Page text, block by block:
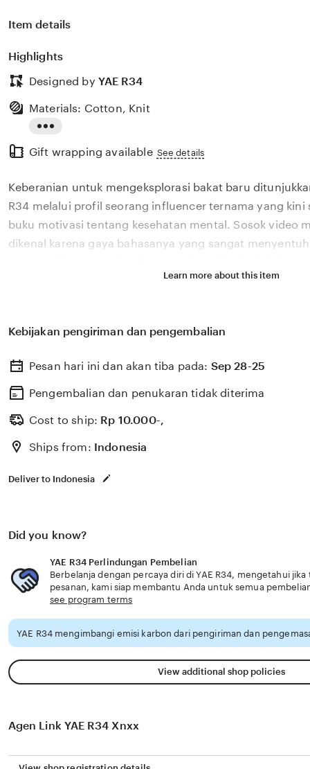
Item details
Highlights
Designed by YAE R34
the
description
Materials: Cotton, Knit
Gift wrapping available See details
Keberanian untuk mengeksplorasi bakat baru
R34 melalui profil seorang influencer ternama yang kini
buku motivasi tentang kesehatan mental. Sosok video
dikenal karena gaya bahasanya yang sangat
Melalui sistem 🏆 yang kami kembangkan, platform
percaya bahwa kemandirian intelektual para kreator
pesat di pasar global. Dengan dukungan video mesum
kami terus memantau perkembangan peluncuran karya
viral favorit Anda secara eksklusif.
Learn more about this item
Kebijakan pengiriman dan pengembalian
Pesan hari ini dan akan tiba pada: Sep 28-25
Pengembalian dan penukaran tidak diterima
Cost to ship: Rp 10.000-,
Ships from: Indonesia
Deliver to Indonesia
Did you know?
YAE R34 Perlindungan Pembelian
Berbelanja dengan percaya diri di YAE R34, mengetahui jika
pesanan, kami siap membantu Anda untuk semua
see program terms
YAE R34 mengimbangi emisi karbon dari pengiriman dan
View additional shop policies
Agen Link YAE R34 Xnxx